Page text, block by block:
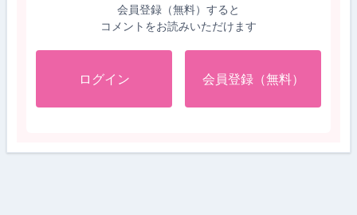
会員登録（無料）すると
コメントをお読みいただけます
ログイン 会員登録（無料）